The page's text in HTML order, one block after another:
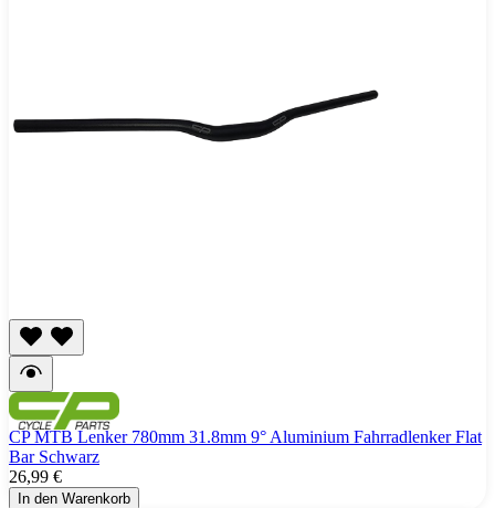
CP MTB Lenker 780mm 31.8mm 9° Aluminium Fahrradlenker Flat
Bar Schwarz
26,99 €
In den Warenkorb